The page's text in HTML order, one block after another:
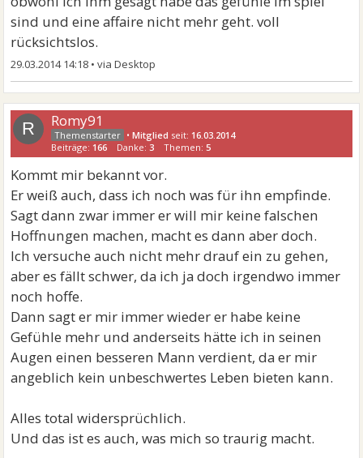
sind und eine affaire nicht mehr geht. voll
rücksichtslos.
29.03.2014 14:18 •
R Romy91
•Mitglied seit: 16.03.2014
Beiträge: 166 Danke: 3 Themen: 5
Kommt mir bekannt vor.
Er weiß auch, dass ich noch was für ihn empfinde.
Sagt dann zwar immer er will mir keine falschen
Hoffnungen machen, macht es dann aber doch.
Ich versuche auch nicht mehr drauf ein zu gehen,
aber es fällt schwer, da ich ja doch irgendwo immer
noch hoffe.
Dann sagt er mir immer wieder er habe keine
Gefühle mehr und anderseits hätte ich in seinen
Augen einen besseren Mann verdient, da er mir
angeblich kein unbeschwertes Leben bieten kann.
Alles total widersprüchlich.
Und das ist es auch, was mich so traurig macht.